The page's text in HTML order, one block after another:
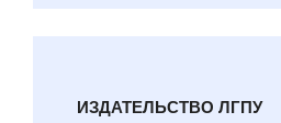
ИЗДАТЕЛЬСТВО ЛГПУ